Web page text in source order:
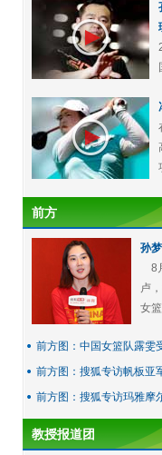
前方
孙
8
卢
女
前方图：中国女篮队露雯
前方图：搜狐专访帆板亚
前方图：搜狐专访玛雅摩
教授报道团